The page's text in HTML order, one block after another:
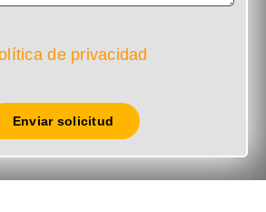
de privacidad
Enviar solicitud